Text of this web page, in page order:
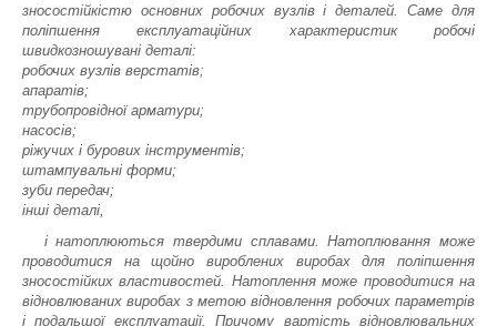
зносостійкістю основних робочих вузлів і деталей. Саме для
поліпшення експлуатаційних характеристик робочі
швидкозношувані деталі:
робочих вузлів верстатів;
апаратів;
трубопровідної арматури;
насосів;
ріжучих і бурових інструментів;
штампувальні форми;
зуби передач;
інші деталі,
і натоплюються твердими сплавами. Натоплювання може
проводитися на щойно вироблених виробах для поліпшення
зносостійких властивостей. Натоплення може проводитися на
відновлюваних виробах з метою відновлення робочих параметрів
і подальшої експлуатації. Причому вартість відновлювальних